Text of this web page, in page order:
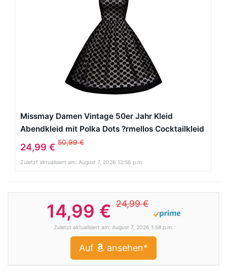
Missmay Damen Vintage 50er Jahr Kleid
Abendkleid mit Polka Dots ?rmellos Cocktailkleid
schwarz Gr.M
24,99 € 50,99 €
Zuletzt aktualisiert am: August 7, 2026 12:56 p.m.
14,99 € 24,99 €
Zuletzt aktualisiert am: August 7, 2026 1:58 p.m.
Auf ansehen*